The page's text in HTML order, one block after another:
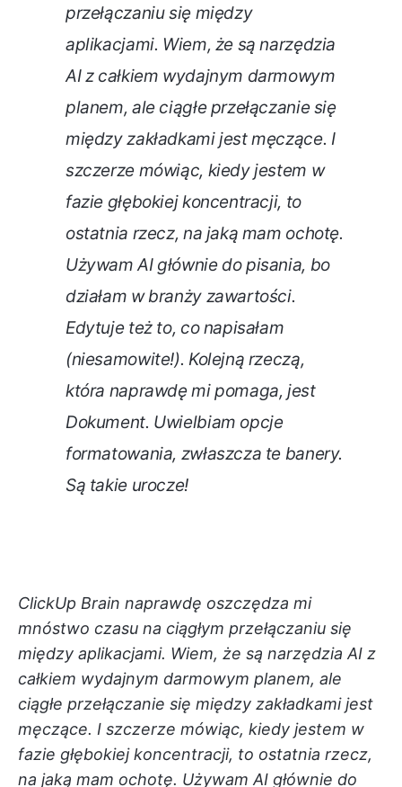
przełączaniu się między
aplikacjami. Wiem, że są narzędzia
AI z całkiem wydajnym darmowym
planem, ale ciągłe przełączanie się
między zakładkami jest męczące. I
szczerze mówiąc, kiedy jestem w
fazie głębokiej koncentracji, to
ostatnia rzecz, na jaką mam ochotę.
Używam AI głównie do pisania, bo
działam w branży zawartości.
Edytuje też to, co napisałam
(niesamowite!). Kolejną rzeczą,
która naprawdę mi pomaga, jest
Dokument. Uwielbiam opcje
formatowania, zwłaszcza te banery.
Są takie urocze!
ClickUp Brain naprawdę oszczędza mi
mnóstwo czasu na ciągłym przełączaniu się
między aplikacjami. Wiem, że są narzędzia AI z
całkiem wydajnym darmowym planem, ale
ciągłe przełączanie się między zakładkami jest
męczące. I szczerze mówiąc, kiedy jestem w
fazie głębokiej koncentracji, to ostatnia rzecz,
na jaką mam ochotę. Używam AI głównie do